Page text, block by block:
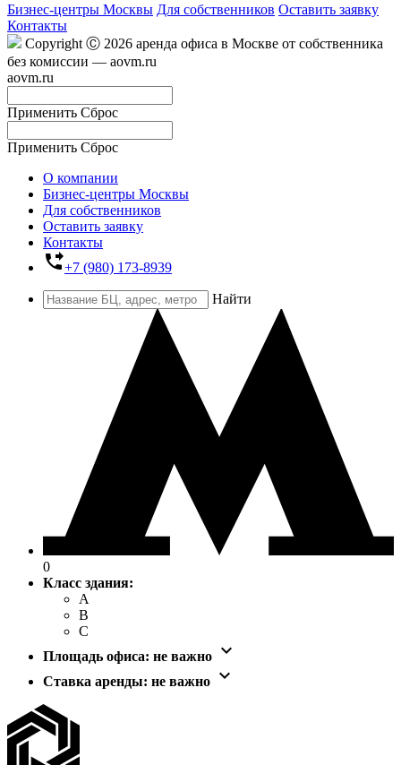
Бизнес-центры Москвы Для собственников Оставить заявку
Контакты
Copyright Ⓒ 2026 аренда офиса в Москве от собственника
без комиссии — aovm.ru
aovm.ru
Применить Сброс
Применить Сброс
О компании
Бизнес-центры Москвы
Для собственников
Оставить заявку
Контакты
phone_forwarded+7 (980) 173-8939
Найти
0
Класс здания:
A
B
C
Площадь офиса: не важно 
Ставка аренды: не важно 